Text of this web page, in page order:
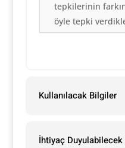
tepkilerinin
öyle tepki
Kullanılacak Bilgiler
İhtiyaç